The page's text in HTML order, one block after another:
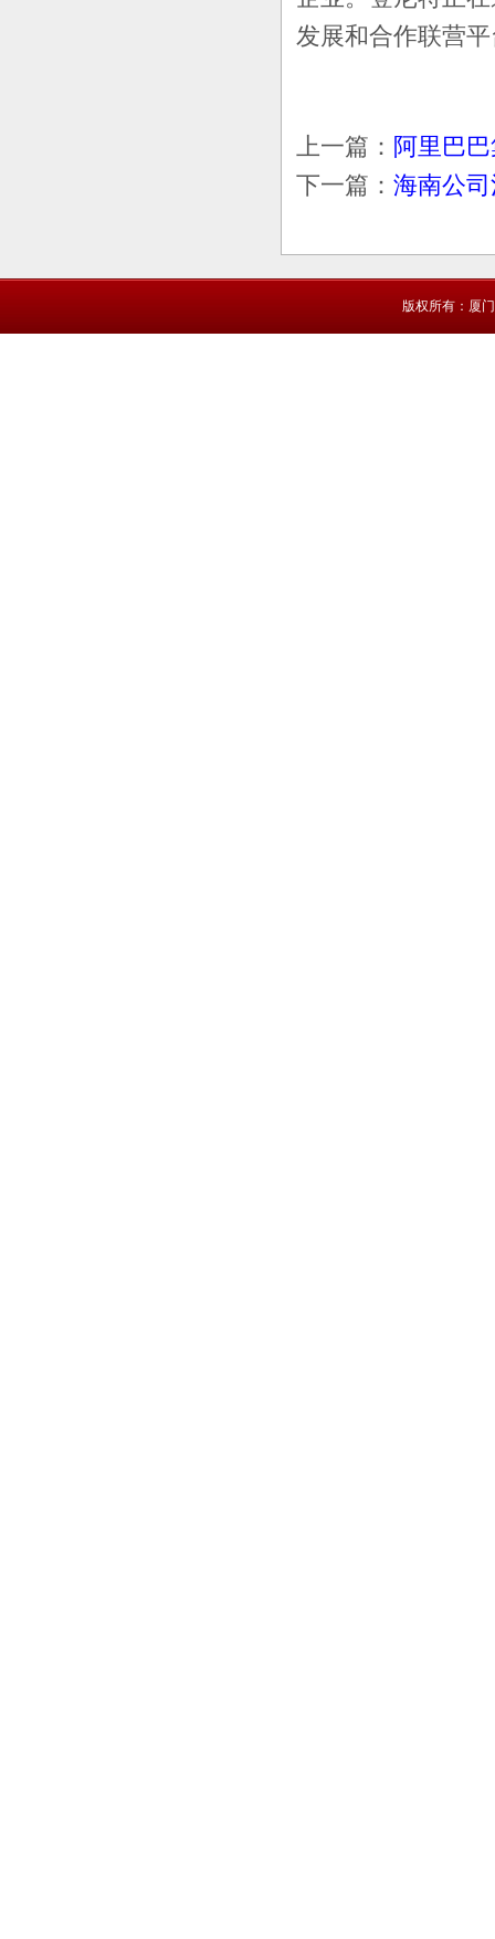
发展和合作联营
上一篇： 阿里巴
下一篇： 海南公
版权所有：厦